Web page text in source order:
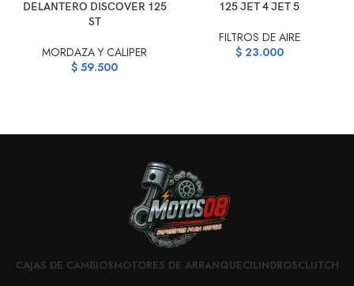
DELANTERO DISCOVER 125
ST
MORDAZA Y CALIPER
$ 59.500
125 JET 4 JET 5
FILTROS DE AIRE
$23.000
CAJAS DE CAMBIOSMOTORES DE ARRANQUECILINDROSCLUTCH